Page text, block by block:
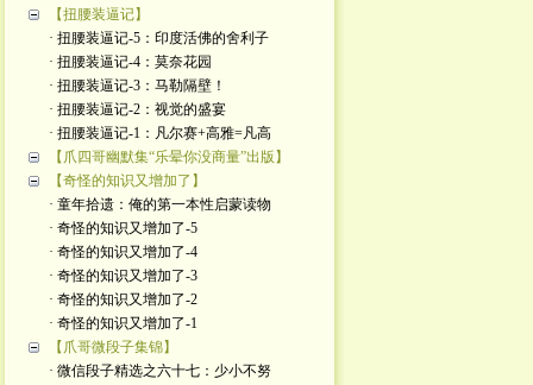
【扭腰装逼记】
· 扭腰装逼记-5：印度活佛的舍利子
· 扭腰装逼记-4：莫奈花园
· 扭腰装逼记-3：马勒隔壁！
· 扭腰装逼记-2：视觉的盛宴
· 扭腰装逼记-1：凡尔赛+高雅=凡高
【爪四哥幽默集“乐晕你没商量”出版】
【奇怪的知识又增加了】
· 童年拾遗：俺的第一本性启蒙读物
· 奇怪的知识又增加了-5
· 奇怪的知识又增加了-4
· 奇怪的知识又增加了-3
· 奇怪的知识又增加了-2
· 奇怪的知识又增加了-1
【爪哥微段子集锦】
· 微信段子精选之六十七：少小不努